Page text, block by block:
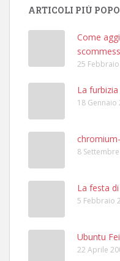
ARTICOLI PIÙ
Come
25
La
18 Gennaio
8
La festa
5 Febbraio
Ubuntu
22 Aprile